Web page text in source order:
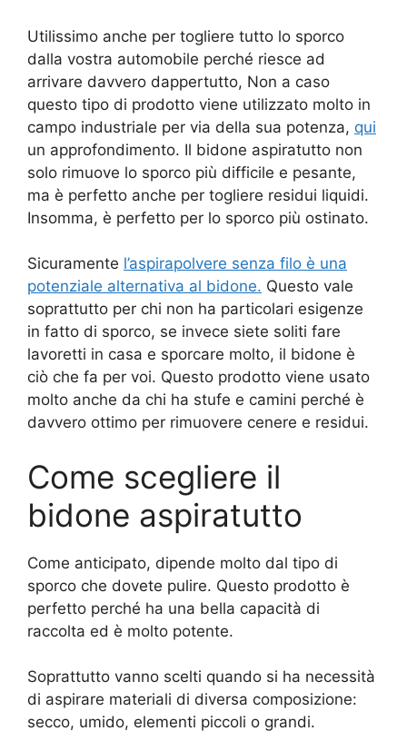
Utilissimo anche per togliere tutto lo sporco
dalla vostra automobile perché riesce ad
arrivare davvero dappertutto, Non a caso
questo tipo di prodotto viene utilizzato molto in
campo industriale per via della sua potenza, qui
un approfondimento. Il bidone aspiratutto non
solo rimuove lo sporco più difficile e pesante,
ma è perfetto anche per togliere residui liquidi.
Insomma, è perfetto per lo sporco più ostinato.
Sicuramente l’aspirapolvere senza filo è una
potenziale alternativa al bidone. Questo vale
soprattutto per chi non ha particolari esigenze
in fatto di sporco, se invece siete soliti fare
lavoretti in casa e sporcare molto, il bidone è
ciò che fa per voi. Questo prodotto viene usato
molto anche da chi ha stufe e camini perché è
davvero ottimo per rimuovere cenere e residui.
Come scegliere il
bidone aspiratutto
Come anticipato, dipende molto dal tipo di
sporco che dovete pulire. Questo prodotto è
perfetto perché ha una bella capacità di
raccolta ed è molto potente.
Soprattutto vanno scelti quando si ha necessità
di aspirare materiali di diversa composizione:
secco, umido, elementi piccoli o grandi.